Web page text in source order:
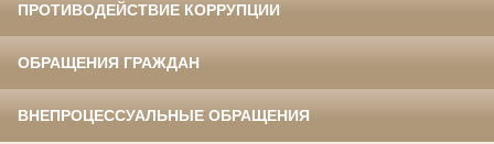
ПРОТИВОДЕЙСТВИЕ КОРРУПЦИИ
ОБРАЩЕНИЯ ГРАЖДАН
ВНЕПРОЦЕССУАЛЬНЫЕ ОБРАЩЕНИЯ